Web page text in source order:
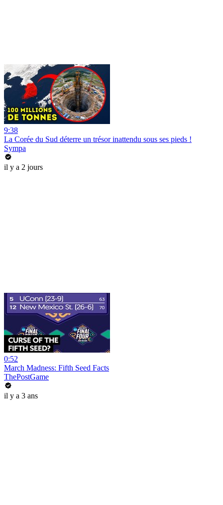
9:38
La Corée du Sud déterre un trésor inattendu sous ses pieds !
Sympa
il y a 2 jours
0:52
March Madness: Fifth Seed Facts
ThePostGame
il y a 3 ans